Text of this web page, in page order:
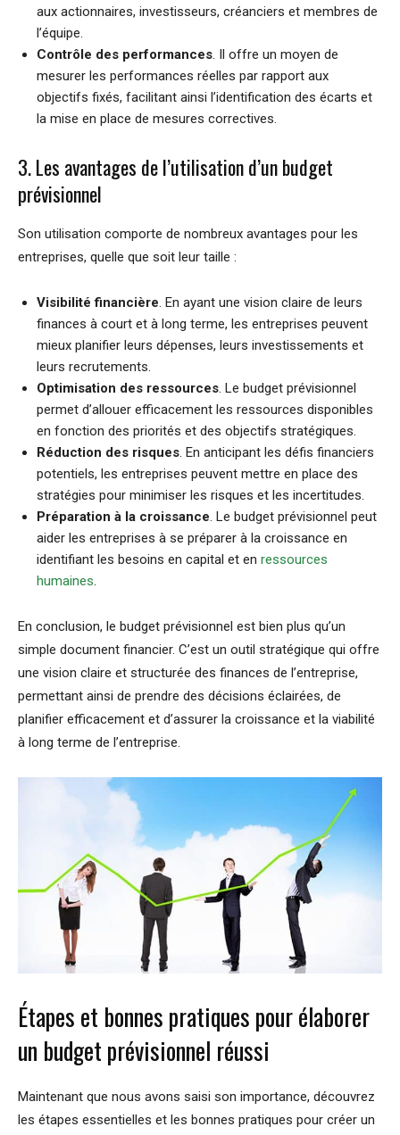
aux actionnaires, investisseurs, créanciers et membres de
l’équipe.
Contrôle des performances. Il offre un moyen de
mesurer les performances réelles par rapport aux
objectifs fixés, facilitant ainsi l’identification des écarts et
la mise en place de mesures correctives.
3. Les avantages de l’utilisation d’un budget
prévisionnel
Son utilisation comporte de nombreux avantages pour les
entreprises, quelle que soit leur taille :
Visibilité financière. En ayant une vision claire de leurs
finances à court et à long terme, les entreprises peuvent
mieux planifier leurs dépenses, leurs investissements et
leurs recrutements.
Optimisation des ressources. Le budget prévisionnel
permet d’allouer efficacement les ressources disponibles
en fonction des priorités et des objectifs stratégiques.
Réduction des risques. En anticipant les défis financiers
potentiels, les entreprises peuvent mettre en place des
stratégies pour minimiser les risques et les incertitudes.
Préparation à la croissance. Le budget prévisionnel peut
aider les entreprises à se préparer à la croissance en
identifiant les besoins en capital et en ressources
humaines.
En conclusion, le budget prévisionnel est bien plus qu’un
simple document financier. C’est un outil stratégique qui offre
une vision claire et structurée des finances de l’entreprise,
permettant ainsi de prendre des décisions éclairées, de
planifier efficacement et d’assurer la croissance et la viabilité
à long terme de l’entreprise.
Étapes et bonnes pratiques pour élaborer
un budget prévisionnel réussi
Maintenant que nous avons saisi son importance, découvrez
les étapes essentielles et les bonnes pratiques pour créer un